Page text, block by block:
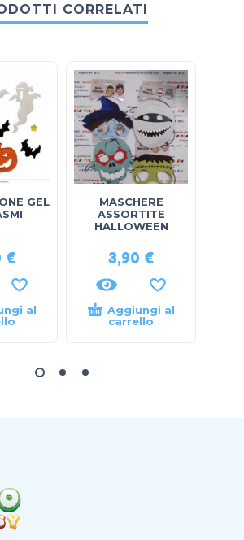
CORRELATI
GEL
€
al
MASCHERE
ASSORTITE
HALLOWEEN
3,90 €
Aggiungi al
carrello